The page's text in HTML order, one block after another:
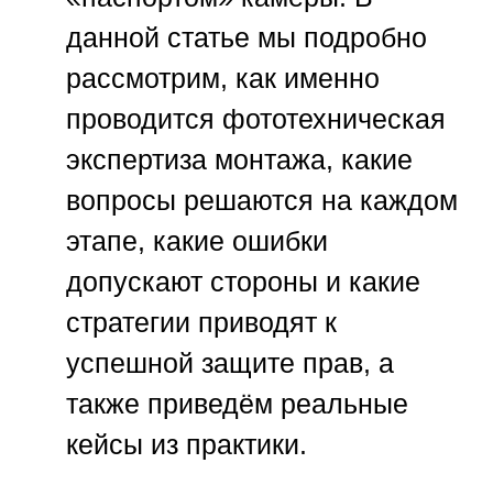
данной статье мы подробно
рассмотрим, как именно
проводится фототехническая
экспертиза монтажа, какие
вопросы решаются на каждом
этапе, какие ошибки
допускают стороны и какие
стратегии приводят к
успешной защите прав, а
также приведём реальные
кейсы из практики.